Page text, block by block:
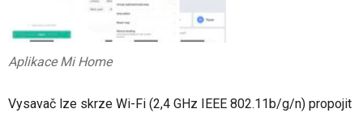
Aplikace Mi Home
Vysavač lze skrze Wi-Fi (2,4 GHz IEEE 802.11b/g/n) propojit